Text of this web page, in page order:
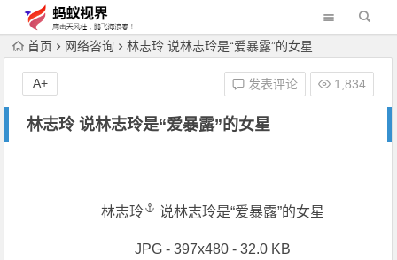
首页 网络咨询 林志玲 说林志玲是“爱暴露”的女星
林志玲 说林志玲是“爱暴露”的女星
发表评论 1,834
A+
林志玲 说林志玲是“爱暴露”的女星
JPG - 397x480 - 32.0 KB